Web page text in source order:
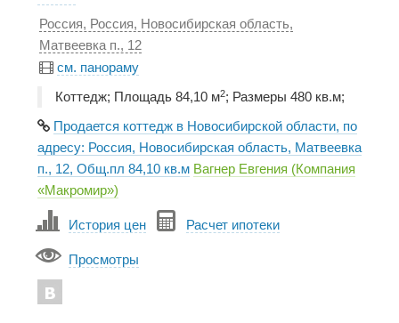
Россия, Россия, Новосибирская область,
Матвеевка п., 12
см. панораму
Коттедж; Площадь 84,10 м2; Размеры 480 кв.м;
Продается коттедж в Новосибирской области, по
адресу: Россия, Новосибирская область, Матвеевка
п., 12, Общ.пл 84,10 кв.м Вагнер Евгения (Компания
«Макромир»)
История цен Расчет ипотеки
Просмотры